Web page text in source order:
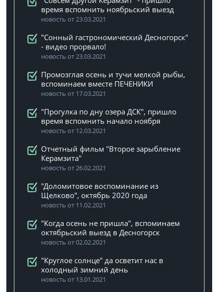
время вспомнить ноябрьский выезд
новость от 23.03.2021
"Сонный гастрономический Десногорск"
- видео прорвало!
новость от 23.03.2021
Промозглая осень и тучи мелкой рыбы,
вспоминаем вместе ПЕЧЕНИКИ
новость от 17.03.2021
"Прогулка по дну озера ДСК", пришло
время вспомнить начало ноября
новость от 12.03.2021
Отчетный фильм "Второе зарыбление
Керамзита"
новость от 26.02.2021
"Доломитовое воспоминание из
Щелково", октябрь 2020 года
новость от 11.02.2021
"Когда осень не пришла", вспоминаем
октябрьский выезд в Десногорск
новость от 02.02.2021
"Круглое солнце" да осветит нас в
холодный зимний день
новость от 13.01.2021